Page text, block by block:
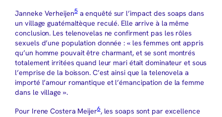
Janneke Verheijen5a enquêté sur l’impact des soaps dans
un village guatémaltèque reculé. Elle arrive à la même
conclusion. Les telenovelas ne confirment pas les rôles
sexuels d’une population donnée : « les femmes ont appris
qu’un homme pouvait être charmant, et se sont montrés
totalement irritées quand leur mari était dominateur et sous
l’emprise de la boisson. C’est ainsi que la telenovela a
importé l’amour romantique et l’émancipation de la femme
dans le village ».
Pour Irene Costera Meijer6, les soaps sont par excellence